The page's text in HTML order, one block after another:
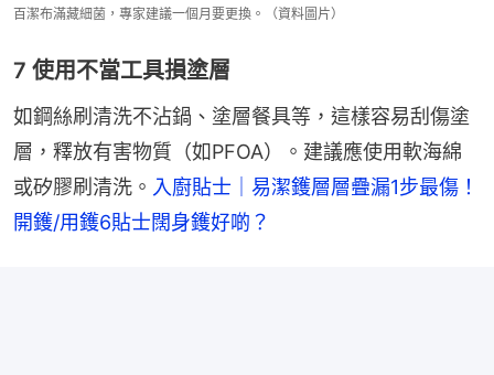
百潔布滿藏細菌，專家建議一個月要更換。（資料圖片）
7 使用不當工具損塗層
如鋼絲刷清洗不沾鍋、塗層餐具等，這樣容易刮傷塗
層，釋放有害物質（如PFOA）。建議應使用軟海綿
或矽膠刷清洗。 入廚貼士｜易潔鑊層層疊漏1步最傷！
開鑊/用鑊6貼士闊身鑊好啲？